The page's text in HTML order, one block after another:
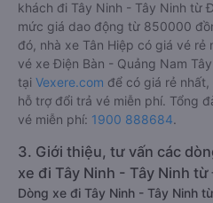
khách đi Tây Ninh - Tây Ninh từ
mức giá dao động từ 850000
đó, nhà xe Tân Hiệp có giá vé
vé xe Điện Bàn - Quảng Nam
tại Vexere.com để có giá rẻ
hỗ trợ đổi trả vé miễn phí. Tổng
vé miễn phí: 1900 888684.
3. Giới thiệu, tư vấn các
xe đi Tây Ninh - Tây Ninh
Dòng xe đi Tây Ninh - Tây Ninh